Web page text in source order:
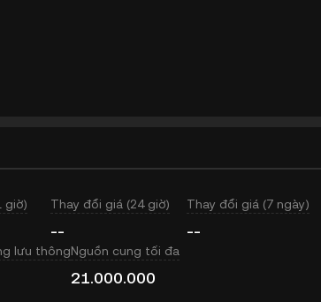
giờ) Thay đổi giá (24 giờ)
--
Thay đổi giá (7 ngày)
--
lưu thôngNguồn cung tối đa
21.000.000